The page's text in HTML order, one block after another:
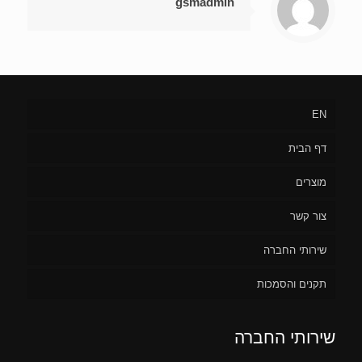
EN
דף הבית
מוצרים
צור קשר
שירותי החברה
תקנים והסמכות
שירותי החברה